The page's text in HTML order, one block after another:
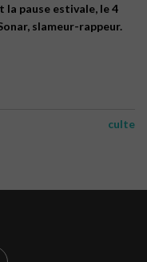
la pause estivale, le 4
slameur-rappeur.
culte